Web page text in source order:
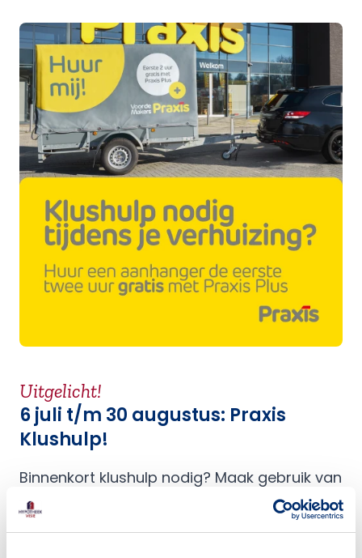
Uitgelicht!
6 juli t/m 30 augustus: Praxis
Klushulp!
Binnenkort klushulp nodig? Maak gebruik van
de Praxis aanhangwagen!
Met Praxis Plus 2 uur gratis gebruik van de